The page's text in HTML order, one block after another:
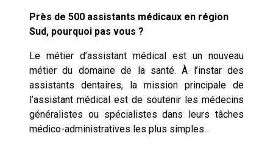
Près de 500 assistants médicaux en région
Sud, pourquoi pas vous ?
Le métier d’assistant médical est un nouveau
métier du domaine de la santé. À l’instar des
assistants dentaires, la mission principale de
l’assistant médical est de soutenir les médecins
généralistes ou spécialistes dans leurs tâches
médico-administratives les plus simples.